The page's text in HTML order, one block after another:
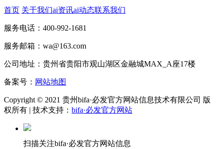
首页 关于我们ai资讯ai动态联系我们
服务电话：400-992-1681
服务邮箱：wa@163.com
公司地址：贵州省贵阳市观山湖区金融城MAX_A座17楼
备案号： 网站地图
Copyright © 2021 贵州bifa·必发官方网站信息技术有限公司 版
权所有 | 技术支持： bifa·必发官方网站
扫描关注bifa·必发官方网站信息